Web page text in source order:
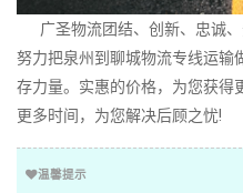
广圣物流团结、创新、忠诚、
努力把泉州到聊城物流专线运输
存力量。实惠的价格，为您获得
更多时间，为您解决后顾之忧!
温馨提示